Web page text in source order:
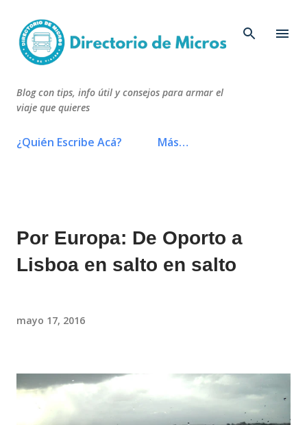
Blog con tips, info útil y consejos para armar el
viaje que quieres
¿Quién Escribe Acá? Más…
Por Europa: De Oporto a
Lisboa en salto en salto
mayo 17, 2016